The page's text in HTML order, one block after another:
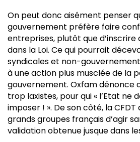
On peut donc aisément penser
gouvernement préfère faire
entreprises, plutôt que
dans la Loi. Ce qui pourrait
syndicales et non-
à une action plus musclée de la
gouvernement. Oxfam dénonce
trop laxistes, pour qui « l’Etat ne
imposer ! ». De son côté, la
grands groupes français d’agir
validation obtenue jusque dans